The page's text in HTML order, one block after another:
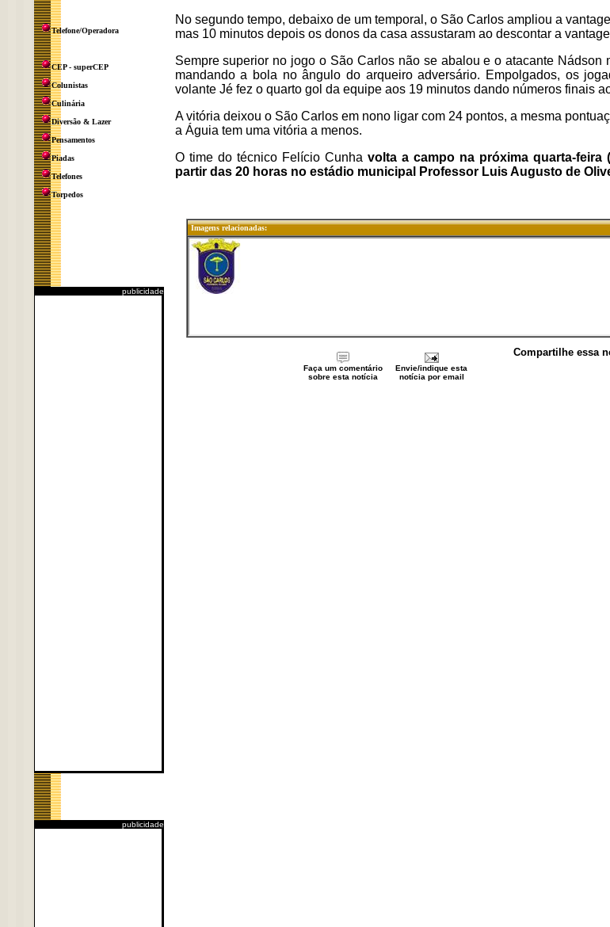
Telefone/Operadora
CEP - superCEP
Colunistas
Culinária
Diversão & Lazer
Pensamentos
Piadas
Telefones
Torpedos
publicidade
publicidade
No segundo tempo, debaixo de um temporal, o São Carlos ampliou a
mas 10 minutos depois os donos da casa assustaram ao descontar a
Sempre superior no jogo o São Carlos não se abalou e o atacante Nádson
mandando a bola no ângulo do arqueiro adversário. Empolgados, os
volante Jé fez o quarto gol da equipe aos 19 minutos dando números finais
A vitória deixou o São Carlos em nono ligar com 24 pontos, a mesma
a Águia tem uma vitória a menos.
O time do técnico Felício Cunha volta a campo na próxima quarta-feira
partir das 20 horas no estádio municipal Professor Luis Augusto de
Imagens relacionadas:
Compartilhe essa
Faça um comentário
sobre esta notícia
Envie/indique esta
notícia por email